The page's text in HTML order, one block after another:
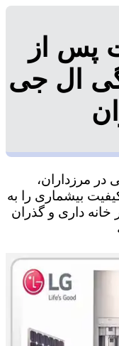
پس از
ال جی
مرزداران،
بیشماری را به
خانه داری و گذران